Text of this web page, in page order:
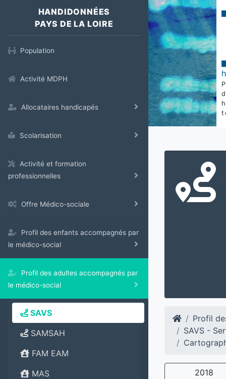
HANDIDONNÉES
PAYS DE LA LOIRE
Population
Activité MDPH
Allocataires handicapés
Scolarisation
Activité et formation
professionnelles
Offre Médico-sociale
Profil des enfants accompagnés par
le médico-social
Profil des adultes accompagnés par
le médico-social
SAVS
SAMSAH
FAM EAM
MAS
Profil
SAVS -
2018